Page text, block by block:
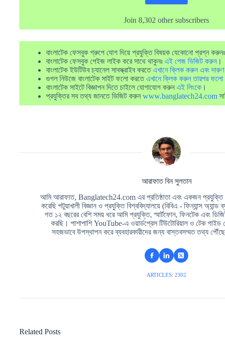
Join 8,302 other subscribers
বাংলাটেক ফেসবুক গ্রুপে যোগ দিয়ে প্রযুক্তি বিষয়ক যেকোনো প্রশ্ন করুনঃ
বাংলাটেক ফেসবুক পেইজ লাইক করে সাথে থাকুনঃ এই পেজ ভিজিট করুন ।
বাংলাটেক ইউটিউব চ্যানেল সাবস্ক্রাইব করতেএখানে ক্লিক করুন এবং
গুগল নিউজে বাংলাটেক সাইট ফলো করতেএখানে ক্লিক করুন তারপর
বাংলাটেক সাইটে বিজ্ঞাপন দিতে চাইলে যোগাযোগ করুন এই লিংকে ।
প্রযুক্তির সব তথ্য জানতে ভিজিট করুন www.banglatech24.com
আরাফাত বিন সুলতান
আমি আরাফাত, Banglatech24.com এর প্রতিষ্ঠাতা এবং একজন প্রযুক্তি
করেছি পটুয়াখালী বিজ্ঞান ও প্রযুক্তি বিশ্ববিদ্যালয়ে (বিবিএ - ফিন্যান্স অ্যান্ড
গত ১২ বছরের বেশি সময় ধরে আমি প্রযুক্তি, স্মার্টফোন, ফিনটেক এবং
করছি। পাশাপাশি YouTube-এ ওয়ার্ডপ্রেস টিউটোরিয়াল ও টেক গাইড
সহজভাবে উপস্থাপন করে ব্যবহারকারীদের জন্য বাস্তবসম্মত তথ্য
ARTICLES: 2302
Related Posts